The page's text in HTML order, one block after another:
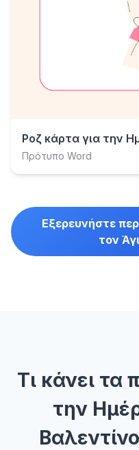
Πρότυπο Word
Εξερευνήστε
τον
Τι κάνει τα
την